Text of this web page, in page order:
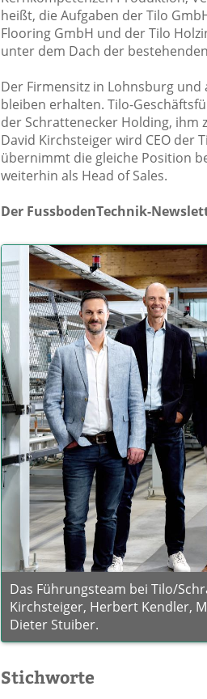
heißt, die Aufgaben der Tilo
Flooring GmbH und der Tilo
unter dem Dach der
Der Firmensitz in Lohnsburg
bleiben erhalten. Tilo-
der Schrattenecker Holding, ihm
David Kirchsteiger wird CEO der
übernimmt die gleiche Position
weiterhin als Head of Sales.
Der FussbodenTechnik-
Das Führungsteam bei Tilo/
Kirchsteiger, Herbert Kendler,
Dieter Stuiber.
Stichworte